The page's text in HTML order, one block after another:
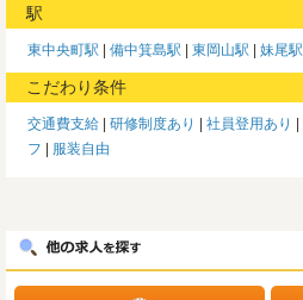
駅
東中央町駅 備中箕島駅 東岡山駅 妹尾駅
こだわり条件
交通費支給 研修制度あり 社員登用あり
フ
服装自由